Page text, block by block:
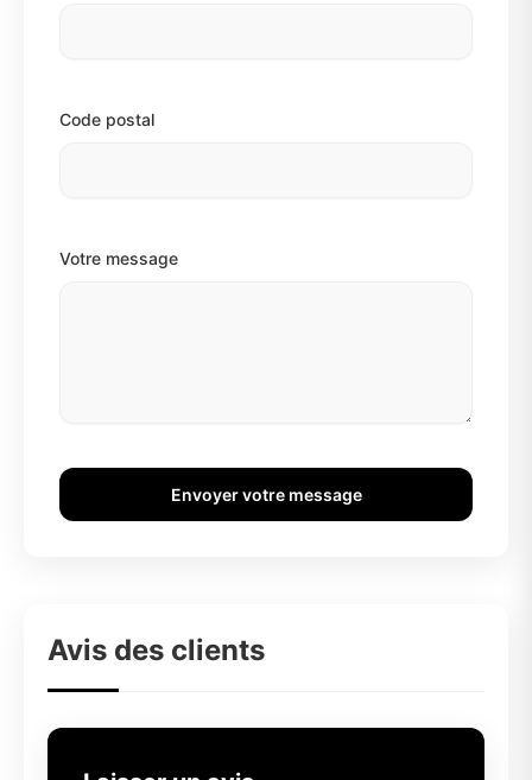
Code postal
Votre message
Envoyer votre message
Avis des clients